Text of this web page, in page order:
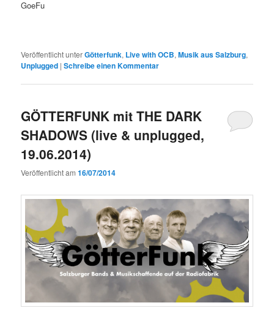
GoeFu
Veröffentlicht unterGötterfunk, Live with OCB,Musik aus Salzburg,
Unplugged |Schreibe einen Kommentar
GÖTTERFUNK mit THE DARK
SHADOWS (live & unplugged,
19.06.2014)
Veröffentlicht am16/07/2014